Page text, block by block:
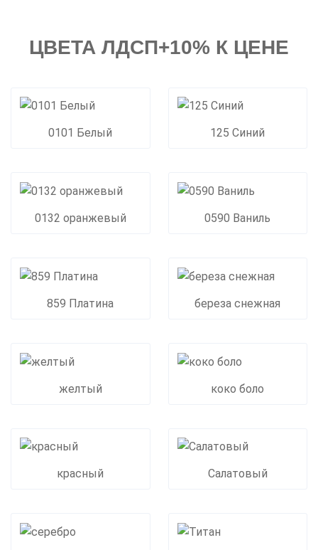
ЦВЕТА ЛДСП+10% К ЦЕНЕ
0101 Белый 125 Синий
0132 оранжевый 0590 Ваниль
859 Платина береза снежная
желтый коко боло
красный Салатовый